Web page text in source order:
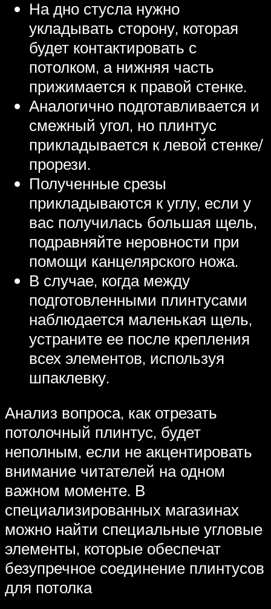
На дно стусла нужно
укладывать сторону, которая
будет контактировать с
потолком, а нижняя часть
прижимается к правой стенке.
Аналогично подготавливается и
смежный угол, но плинтус
прикладывается к левой стенке/
прорези.
Полученные срезы
прикладываются к углу, если у
вас получилась большая щель,
подравняйте неровности при
помощи канцелярского ножа.
В случае, когда между
подготовленными плинтусами
наблюдается маленькая щель,
устраните ее после крепления
всех элементов, используя
шпаклевку.
Анализ вопроса, как отрезать
потолочный плинтус, будет
неполным, если не акцентировать
внимание читателей на одном
важном моменте. В
специализированных магазинах
можно найти специальные угловые
элементы, которые обеспечат
безупречное соединение плинтусов
для потолка